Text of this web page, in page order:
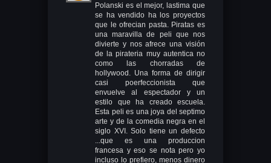
Polanski es el mejor, lastima que
se ha vendido ha los proyectos
que le ofrecian pasta. Piratas es
una maravilla de peli que nos
divierte y nos afrece una visión
de la pirateria muy autentica no
como las chorradas de
hollywood. Una forma de dirigir
casi poerfeccionista que
envuelve al espectador y un
estilo que ha creado escuela.
Esta peli es una joya del septimo
arte y de la comedia negra en el
siglo XVI. Solo tiene un defecto
...que es una produccion
francesa y eso se nota pero yo
incluso lo prefiero, menos dinero